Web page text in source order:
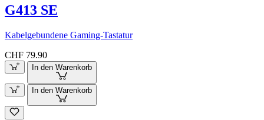
G413 SE
Kabelgebundene Gaming-Tastatur
CHF 79.90
In den Warenkorb
In den Warenkorb